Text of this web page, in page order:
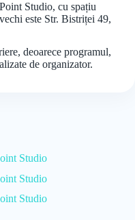
Studio, cu spațiu
este Str. Bistriței 49,
deoarece programul,
de organizator.